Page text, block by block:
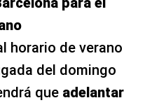
horario de verano
del domingo
que adelantar